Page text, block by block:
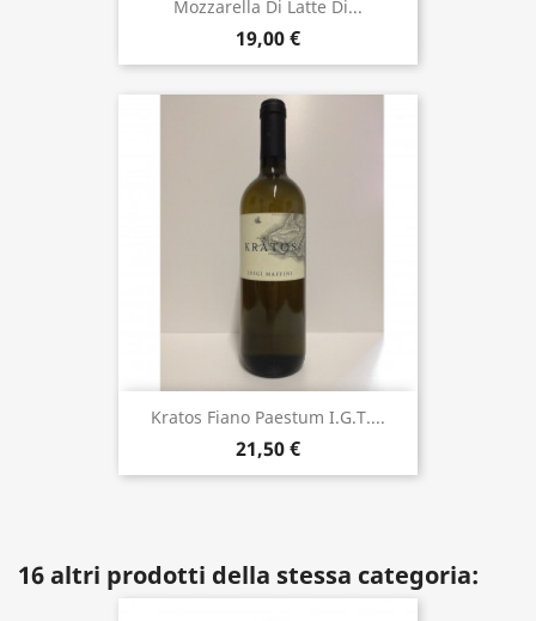
Mozzarella Di Latte Di...
19,00 €
Kratos Fiano Paestum I.G.T....
21,50 €
16 altri prodotti della stessa categoria: